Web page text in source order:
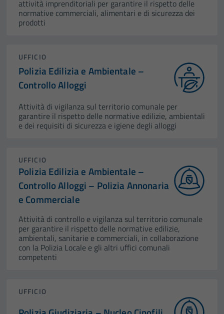
attività imprenditoriali per garantire il rispetto delle
normative commerciali, alimentari e di sicurezza dei
prodotti
UFFICIO
Polizia Edilizia e Ambientale –
Controllo Alloggi
Attività di vigilanza sul territorio comunale per
garantire il rispetto delle normative edilizie, ambientali
e dei requisiti di sicurezza e igiene degli alloggi
UFFICIO
Polizia Edilizia e Ambientale –
Controllo Alloggi – Polizia Annonaria
e Commerciale
Attività di controllo e vigilanza sul territorio comunale
per garantire il rispetto delle normative edilizie,
ambientali, sanitarie e commerciali, in collaborazione
con la Polizia Locale e gli altri uffici comunali
competenti
UFFICIO